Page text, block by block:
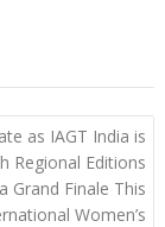
as IAGT India is
Regional Editions
Grand Finale This
Women’s